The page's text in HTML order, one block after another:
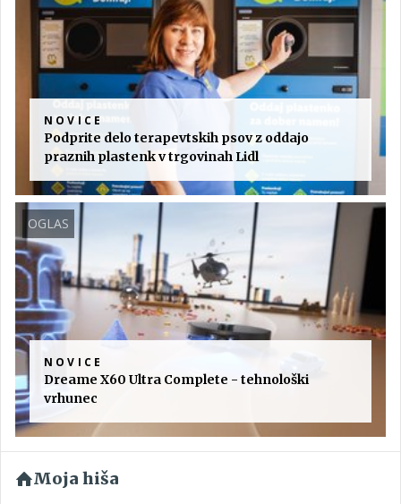
NOVICE
Podprite delo terapevtskih psov z oddajo
praznih plastenk v trgovinah Lidl
OGLAS
NOVICE
Dreame X60 Ultra Complete - tehnološki
vrhunec
Moja hiša